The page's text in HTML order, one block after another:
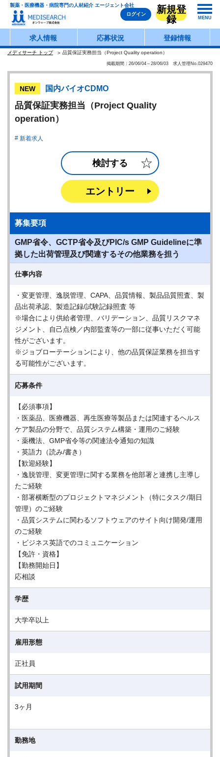
製薬・医療機器・病院専門の人材紹介 エージェント会社
ログイン
新規登
録
MENU
求人情報 応募状況 登録情報
メディサーチ トップ 品質保証実務担当（Project Quality operation）
掲載期間：26/06/04～28/06/03 求人管理No.029470
NEW 国内バイオCDMO
品質保証実務担当（Project Quality
operation）
新着求人
検討する
エントリー
募集要項
GMP省令、GCTP省令及びPIC/s GMP Guidelineに準
拠した出荷管理及び関連するその他業務を担う
仕事内容
・変更管理、逸脱管理、CAPA、品質情報、製品品質照査、製
品出荷承認、製造記録/試験記録照査 等
※場合により供給者管理、バリデーション、品質リスクマネ
ジメント、自己点検／内部監査等の一部に従事いただく可能
性がございます。
※ジョブローテーションにより、他の品質保証業務を担当す
る可能性がございます。
応募条件
【必須事項】
・医薬品、医療機器、再生医療等製品または関連するヘルス
ケア製品の分野で、品質システム構築・運用のご経験
・薬機法、GMP省令等の関連法令通知の知識
・英語力（読み/書き）
【歓迎経験】
・逸脱管理、変更管理に関する業務を他部署と連携し主導し
たご経験
・部署横断型のプロジェクトマネジメント（特にタスク/期日
管理）のご経験
・品質システムに関わるソフトウェアのサイト向け開発/運用
のご経験
・ビジネス英語でのコミュニケーション
【免許・資格】
【勤務開始日】
応相談
学歴
大学卒以上
雇用形態
正社員
試用期間
3ヶ月
勤務地